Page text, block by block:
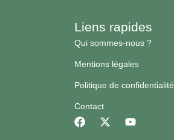
Liens rapides
Qui sommes-nous ?
Mentions légales
Politique de confidentialité
Contact